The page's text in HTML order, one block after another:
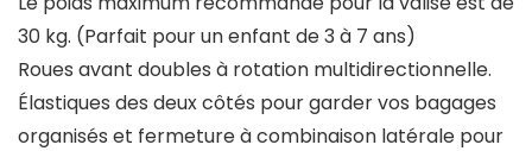
30 kg. (Parfait pour un enfant de 3 à 7 ans)
Roues avant doubles à rotation multidirectionnelle.
Élastiques des deux côtés pour garder vos bagages
organisés et fermeture à combinaison latérale pour